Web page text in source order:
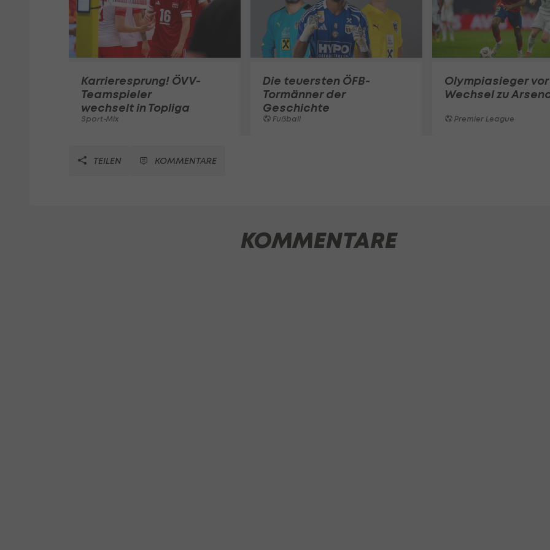
Karrieresprung! ÖVV-
Teamspieler
wechselt in Topliga
Sport-Mix
Die teuersten ÖFB-
Tormänner der
Geschichte
Fußball
Olympiasieger vor
Wechsel zu
Premier League
TEILEN KOMMENTARE
KOMMENTARE